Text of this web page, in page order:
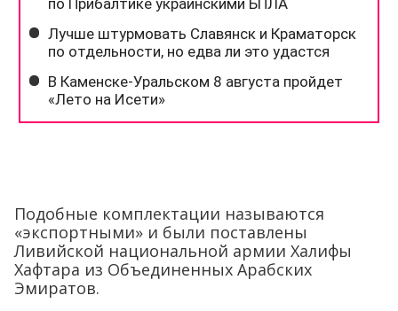
Подобные комплектации называются
«экспортными» и были поставлены
Ливийской национальной армии Халифы
Хафтара из Объединенных Арабских
Эмиратов.